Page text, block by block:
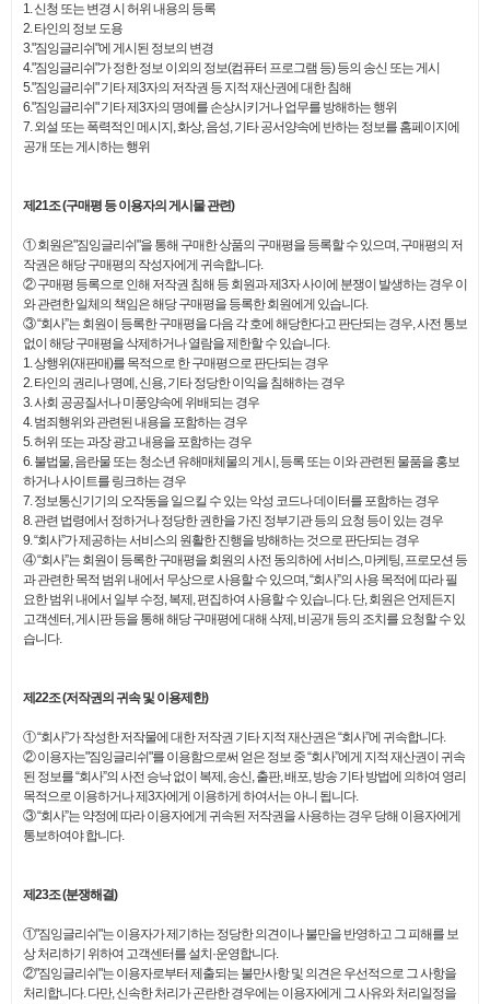
1. 신청 또는 변경 시 허위 내용의 등록
2. 타인의 정보 도용
3."짐잉글리쉬"에 게시된 정보의 변경
4."짐잉글리쉬"가 정한 정보 이외의 정보(컴퓨터 프로그램 등) 등의 송신 또는 게시
5."짐잉글리쉬" 기타 제3자의 저작권 등 지적 재산권에 대한 침해
6."짐잉글리쉬" 기타 제3자의 명예를 손상시키거나 업무를 방해하는 행위
7. 외설 또는 폭력적인 메시지, 화상, 음성, 기타 공서양속에 반하는 정보를 홈페이지에
공개 또는 게시하는 행위
제21조 (구매평 등 이용자의 게시물 관련)
① 회원은"짐잉글리쉬"을 통해 구매한 상품의 구매평을 등록할 수 있으며, 구매평의 저
작권은 해당 구매평의 작성자에게 귀속합니다.
② 구매평 등록으로 인해 저작권 침해 등 회원과 제3자 사이에 분쟁이 발생하는 경우 이
와 관련한 일체의 책임은 해당 구매평을 등록한 회원에게 있습니다.
③ “회사”는 회원이 등록한 구매평을 다음 각 호에 해당한다고 판단되는 경우, 사전 통보
없이 해당 구매평을 삭제하거나 열람을 제한할 수 있습니다.
1. 상행위(재판매)를 목적으로 한 구매평으로 판단되는 경우
2. 타인의 권리나 명예, 신용, 기타 정당한 이익을 침해하는 경우
3. 사회 공공질서나 미풍양속에 위배되는 경우
4. 범죄행위와 관련된 내용을 포함하는 경우
5. 허위 또는 과장 광고 내용을 포함하는 경우
6. 불법물, 음란물 또는 청소년 유해매체물의 게시, 등록 또는 이와 관련된 물품을 홍보
하거나 사이트를 링크하는 경우
7. 정보통신기기의 오작동을 일으킬 수 있는 악성 코드나 데이터를 포함하는 경우
8. 관련 법령에서 정하거나 정당한 권한을 가진 정부기관 등의 요청 등이 있는 경우
9. “회사”가 제공하는 서비스의 원활한 진행을 방해하는 것으로 판단되는 경우
④ “회사”는 회원이 등록한 구매평을 회원의 사전 동의하에 서비스, 마케팅, 프로모션 등
과 관련한 목적 범위 내에서 무상으로 사용할 수 있으며, “회사”의 사용 목적에 따라 필
요한 범위 내에서 일부 수정, 복제, 편집하여 사용할 수 있습니다. 단, 회원은 언제든지
고객센터, 게시판 등을 통해 해당 구매평에 대해 삭제, 비공개 등의 조치를 요청할 수 있
습니다.
제22조 (저작권의 귀속 및 이용제한)
① “회사”가 작성한 저작물에 대한 저작권 기타 지적 재산권은 “회사”에 귀속합니다.
② 이용자는"짐잉글리쉬"를 이용함으로써 얻은 정보 중 “회사”에게 지적 재산권이 귀속
된 정보를 “회사”의 사전 승낙 없이 복제, 송신, 출판, 배포, 방송 기타 방법에 의하여 영리
목적으로 이용하거나 제3자에게 이용하게 하여서는 아니 됩니다.
③ “회사”는 약정에 따라 이용자에게 귀속된 저작권을 사용하는 경우 당해 이용자에게
통보하여야 합니다.
제23조 (분쟁해결)
①"짐잉글리쉬"는 이용자가 제기하는 정당한 의견이나 불만을 반영하고 그 피해를 보
상 처리하기 위하여 고객센터를 설치·운영합니다.
②"짐잉글리쉬"는 이용자로부터 제출되는 불만사항 및 의견은 우선적으로 그 사항을
처리합니다. 다만, 신속한 처리가 곤란한 경우에는 이용자에게 그 사유와 처리일정을